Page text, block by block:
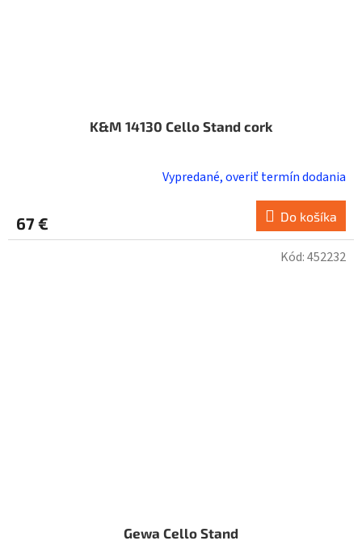
K&M 14130 Cello Stand cork
Vypredané, overiť termín dodania
67 € Do košíka
Gewa Cello Stand
Kód:452232